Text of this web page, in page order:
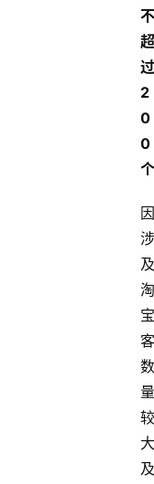
不
超
过
2
0
0
个
因
涉
及
淘
宝
客
数
量
较
大
及